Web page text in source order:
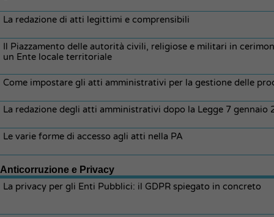
La redazione di atti legittimi e comprensibili
Il Piazzamento delle autorità civili, religiose e militari in
un Ente locale territoriale
Come impostare gli atti amministrativi per la gestione delle
La redazione degli atti amministrativi dopo la Legge 7 gennaio
Le varie forme di accesso agli atti nella PA
Anticorruzione e Privacy
La privacy per gli Enti Pubblici: il GDPR spiegato in concreto